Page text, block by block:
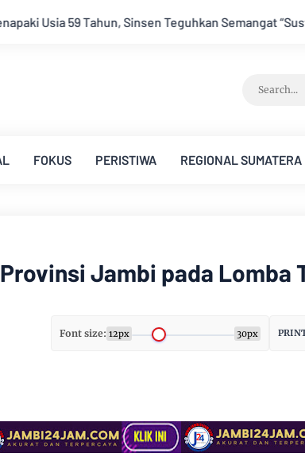
Semangat “Sustainably Growing” Festival
FOKUS PERISTIWA REGIONAL SUMATERA
Jambi pada Lomba
Font size: 12px 30px